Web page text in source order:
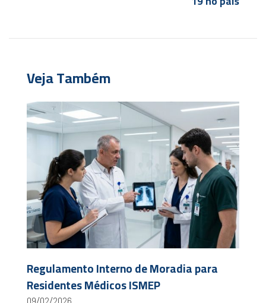
Veja Também
Regulamento Interno de Moradia para
Residentes Médicos ISMEP